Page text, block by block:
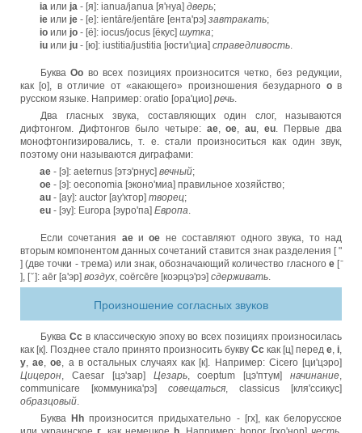
ia или ja - [я]: ianua/janua [я'нуа] дверь;
ie или je - [е]: ientāre/jentāre [ента'рэ] завтракать;
io или jo - [ё]: iocus/jocus [ёкус] шутка;
iu или ju - [ю]: iustitia/justitia [юсти'циа] справедливость.
БукваОо во всех позициях произносится четко, без редукции,
как [o], в отличие от «акающего» произношения безударного ов
русском языке. Например: oratio [ора'цио] речь.
Два гласных звука, составляющих один слог, называются
дифтонгом. Дифтонгов было четыре: ae,oe,au,eu. Первые два
монофтонгизировались, т. е. стали произноситься как один звук,
поэтому они называются диграфами:
ae - [э]: aeternus [этэ'рнус] вечный;
oe - [э]: oeconomia [эконо'миа] правильное хозяйство;
au - [ау]: auctor [ау'ктор] творец;
eu - [эу]: Europa [эуро'па] Европа.
Если сочетания aeиoe не составляют одного звука, то над
вторым компонентом данных сочетаний ставится знак разделения [ "
] (две точки - трема) или знак, обозначающий количество гласного е[ ̄
], [ ̆ ]: aēr [а'эр] воздух, coёrcēre [коэрцэ'рэ] сдерживать.
Произношение согласных звуков
Буква Ccв классическую эпоху во всех позициях произносилась
как [к]. Позднее стало принято произносить букву Cc как [ц] перед e, i,
y,ae,oe, а в остальных случаях как [к]. Например: Cicero [ци'цэро]
Цицерон, Caesar [цэ'зар] Цезарь, coeptum [цэ'птум] начинание,
communicare [коммуника'рэ] совещаться, classicus [кля'ссикус]
образцовый.
БукваHh произносится придыхательно - [гх], как белорусское